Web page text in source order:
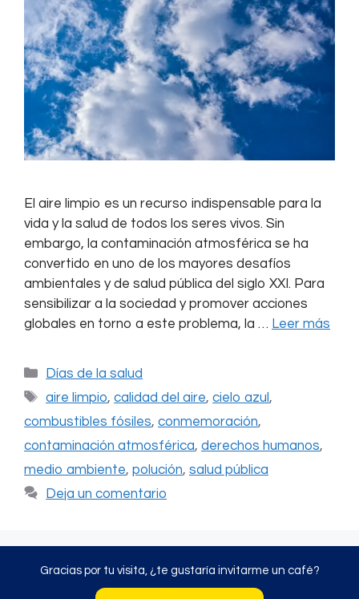
El aire limpio es un recurso indispensable para la
vida y la salud de todos los seres vivos. Sin
embargo, la contaminación atmosférica se ha
convertido en uno de los mayores desafíos
ambientales y de salud pública del siglo XXI. Para
sensibilizar a la sociedad y promover acciones
globales en torno a este problema, la … Leer más
Categorías
Días de la salud
Etiquetas
aire limpio,calidad del aire,cielo azul ,
combustibles fósiles, conmemoración,
contaminación atmosférica, derechos humanos,
medio ambiente, polución, salud pública
Deja un comentario
Gracias por tu visita, ¿te gustaría invitarme un café?